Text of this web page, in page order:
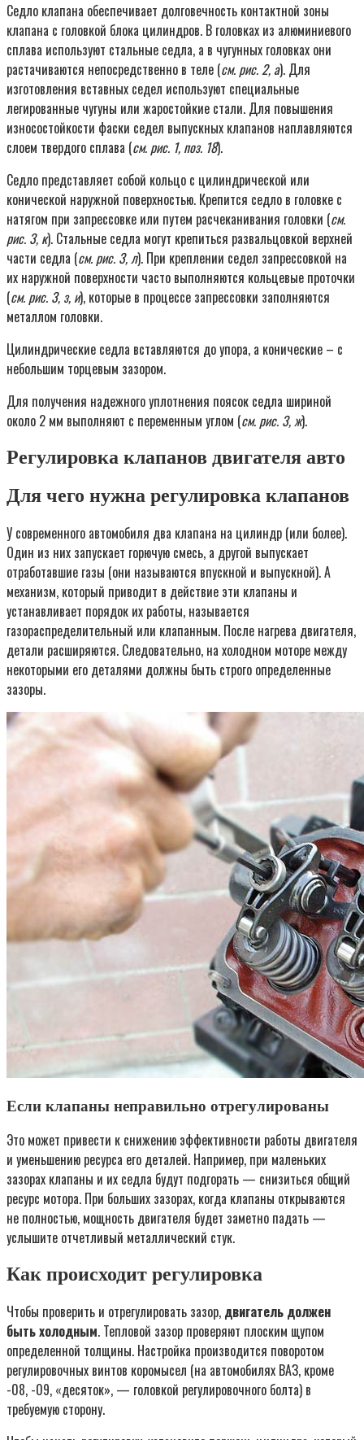
Седло клапана обеспечивает долговечность контактной зоны
клапана с головкой блока цилиндров. В головках из алюминиевого
сплава используют стальные седла, а в чугунных головках они
растачиваются непосредственно в теле (см. рис. 2, а). Для
изготовления вставных седел используют специальные
легированные чугуны или жаростойкие стали. Для повышения
износостойкости фаски седел выпускных клапанов наплавляются
слоем твердого сплава (см. рис. 1, поз. 18).
Седло представляет собой кольцо с цилиндрической или
конической наружной поверхностью. Крепится седло в головке с
натягом при запрессовке или путем расчеканивания головки (см.
рис. 3, к). Стальные седла могут крепиться развальцовкой верхней
части седла (см. рис. 3, л). При креплении седел запрессовкой на
их наружной поверхности часто выполняются кольцевые проточки
(см. рис. 3, з, и), которые в процессе запрессовки заполняются
металлом головки.
Цилиндрические седла вставляются до упора, а конические – с
небольшим торцевым зазором.
Для получения надежного уплотнения поясок седла шириной
около 2 мм выполняют с переменным углом (см. рис. 3, ж).
Регулировка клапанов двигателя авто
Для чего нужна регулировка клапанов
У современного автомобиля два клапана на цилиндр (или более).
Один из них запускает горючую смесь, а другой выпускает
отработавшие газы (они называются впускной и выпускной). А
механизм, который приводит в действие эти клапаны и
устанавливает порядок их работы, называется
газораспределительный или клапанным. После нагрева двигателя,
детали расширяются. Следовательно, на холодном моторе между
некоторыми его деталями должны быть строго определенные
зазоры.
Если клапаны неправильно отрегулированы
Это может привести к снижению эффективности работы двигателя
и уменьшению ресурса его деталей. Например, при маленьких
зазорах клапаны и их седла будут подгорать — снизиться общий
ресурс мотора. При больших зазорах, когда клапаны открываются
не полностью, мощность двигателя будет заметно падать —
услышите отчетливый металлический стук.
Как происходит регулировка
Чтобы проверить и отрегулировать зазор, двигатель должен
быть холодным. Тепловой зазор проверяют плоским щупом
определенной толщины. Настройка производится поворотом
регулировочных винтов коромысел (на автомобилях ВАЗ, кроме
-08, -09, «десяток», — головкой регулировочного болта) в
требуемую сторону.